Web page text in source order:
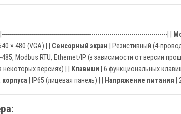
| |
× 480 (VGA) | | Сенсорный экран | Резистивный (4-
485, Modbus RTU, Ethernet/IP (в зависимости от версии
некоторых версиях) | | Клавиши | 6 функциональных
| IP65 (лицевая панель) | | Напряжение питания |